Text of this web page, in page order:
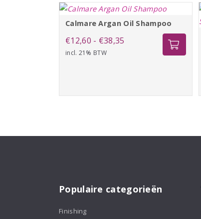
Calmare Argan Oil Shampoo
€12,60 - €38,35
incl. 21% BTW
Populaire categorieën
Finishing